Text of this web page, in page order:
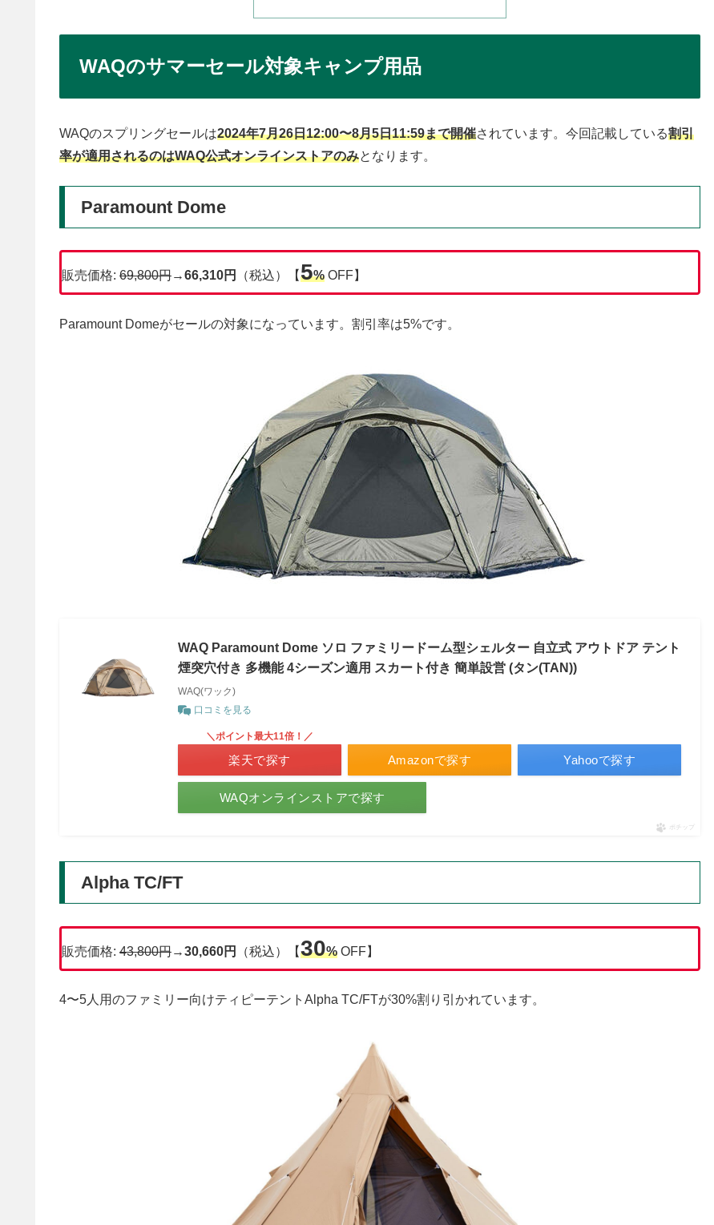
WAQのサマーセール対象キャンプ用品
WAQのスプリングセールは2024年7月26日12:00〜8月5日11:59まで開催されています。今回記載している割引
率が適用されるのはWAQ公式オンラインストアのみとなります。
Paramount Dome
販売価格: 69,800円→66,310円 （税込）【5% OFF】
Paramount Domeがセールの対象になっています。割引率は5%です。
WAQ Paramount Dome ソロ ファミリードーム型シェルター 自立式 アウトドア テント
煙突穴付き 多機能 4シーズン適用 スカート付き 簡単設営 (タン(TAN))
WAQ(ワック)
口コミを見る
Amazonで探す
＼ポイント最大11倍！／
楽天で探す Yahooで探す
WAQオンラインストアで探す
ポチップ
Alpha TC/FT
販売価格: 43,800円→30,660円 （税込）【30% OFF】
4〜5人用のファミリー向けティピーテントAlpha TC/FTが30%割り引かれています。